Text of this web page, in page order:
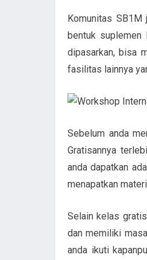
Komunitas SB1M
bentuk suplemen
dipasarkan, bisa
fasilitas lainnya
Sebelum anda
Gratisannya
anda dapatkan
menapatkan
Selain kelas
dan memiliki
anda ikuti